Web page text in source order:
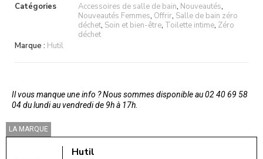
Catégories
Accessoires de salle de bain, Nouveautés,
Nouveautés Femmes, Offrir, Salle de bain zéro
déchet, Soin et bien-être, Toilette intime, Zéro
déchet
Marque : Hutil
Il vous manque une info ? Nous sommes disponible au 02 40 69 58
04 du lundi au vendredi de 9h à 17h.
LA MARQUE
Hutil